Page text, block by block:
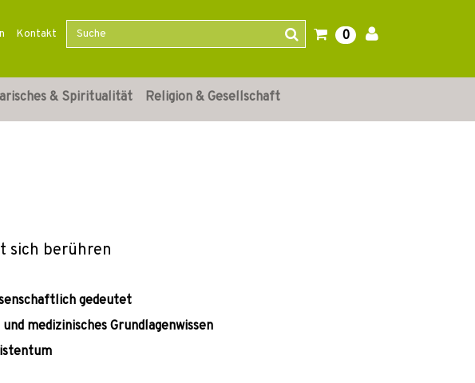
Kontakt 0
& Spiritualität Religion & Gesellschaft
sich berühren
gedeutet
medizinisches Grundlagenwissen